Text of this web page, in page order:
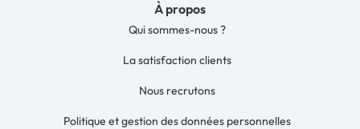
À propos
Qui sommes-nous ?
La satisfaction clients
Nous recrutons
Politique et gestion des données personnelles